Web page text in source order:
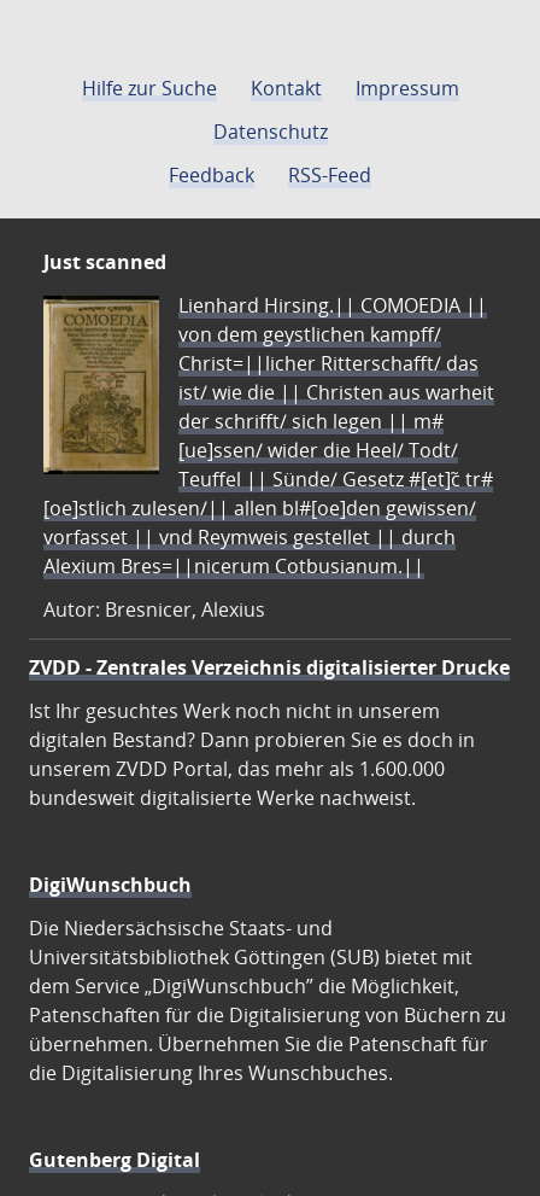
Hilfe zur Suche Kontakt
Impressum
Datenschutz
Feedback
RSS-Feed
Just scanned
Lienhard Hirsing.|| COMOEDIA ||
von dem geystlichen kampff/
Christ=||licher Ritterschafft/ das
ist/ wie die || Christen aus warheit
der schrifft/ sich legen || m#
[ue]ssen/ wider die Heel/ Todt/
Teuffel || Sünde/ Gesetz #[et]c̃ tr#
[oe]stlich zulesen/|| allen bl#[oe]den gewissen/
vorfasset || vnd Reymweis gestellet || durch
Alexium Bres=||nicerum Cotbusianum.||
Autor: Bresnicer, Alexius
ZVDD - Zentrales Verzeichnis digitalisierter Drucke
Ist Ihr gesuchtes Werk noch nicht in unserem
digitalen Bestand? Dann probieren Sie es doch in
unserem ZVDD Portal, das mehr als 1.600.000
bundesweit digitalisierte Werke nachweist.
DigiWunschbuch
Die Niedersächsische Staats- und
Universitätsbibliothek Göttingen (SUB) bietet mit
dem Service „DigiWunschbuch” die Möglichkeit,
Patenschaften für die Digitalisierung von Büchern zu
übernehmen. Übernehmen Sie die Patenschaft für
die Digitalisierung Ihres Wunschbuches.
Gutenberg Digital